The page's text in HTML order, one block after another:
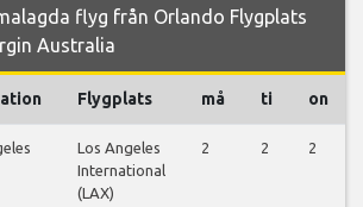
flyg från Orlando Flygplats
Australia
Flygplats må ti on
Los Angeles
International
(LAX)
2 2 2